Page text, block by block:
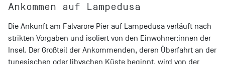
Ankommen auf Lampedusa
Die Ankunft am Falvarore Pier auf Lampedusa verläuft nach
strikten Vorgaben und isoliert von den Einwohner:innen der
Insel. Der Großteil der Ankommenden, deren Überfahrt an der
tunesischen oder libyschen Küste beginnt, wird von der